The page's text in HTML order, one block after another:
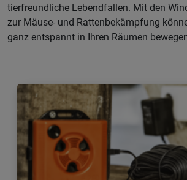
tierfreundliche Lebendfallen. Mit den
zur Mäuse- und Rattenbekämpfung
ganz entspannt in Ihren Räumen